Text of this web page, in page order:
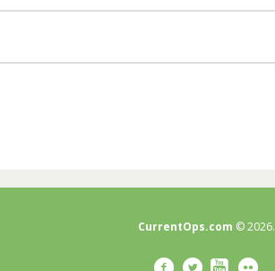
CurrentOps.com © 2026.